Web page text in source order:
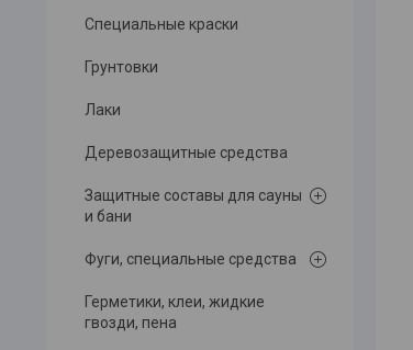
Специальные краски
Грунтовки
Лаки
Деревозащитные средства
Защитные составы для сауны
и бани
Фуги, специальные средства
Герметики, клеи, жидкие
гвозди, пена